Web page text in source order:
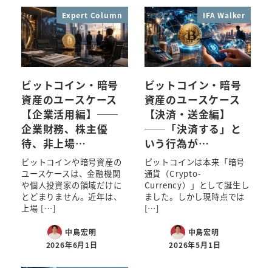
Expert Column
ビットコイン・暗号
資産のユースケース
【企業活用編】──
企業財務、株主優
待、非上場…
ビットコインや暗号資産の
ユースケースは、金融機関
や個人投資家の領域だけに
とどまりません。近年は、
上場 […]
中島宏明
2026年6月1日
IFA Walker
ビットコイン・暗号
資産のユースケース
【決済・送金編】
──「決済する」と
いう行為が…
ビットコインは本来「暗号
通貨（Crypto-
Currency）」として誕生し
ました。しかし現時点では
[…]
中島宏明
2026年5月1日